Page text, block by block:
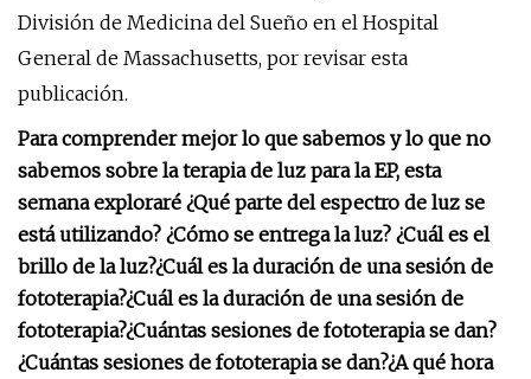
División de Medicina del Sueño en el Hospital
General de Massachusetts, por revisar esta
publicación.
Para comprender mejor lo que sabemos y lo que no
sabemos sobre la terapia de luz para la EP, esta
semana exploraré ¿Qué parte del espectro de luz se
está utilizando? ¿Cómo se entrega la luz? ¿Cuál es el
brillo de la luz?¿Cuál es la duración de una sesión de
fototerapia?¿Cuál es la duración de una sesión de
fototerapia?¿Cuántas sesiones de fototerapia se dan?
¿Cuántas sesiones de fototerapia se dan?¿A qué hora